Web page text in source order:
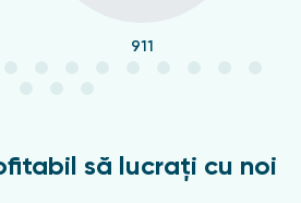
911
să lucrați cu noi